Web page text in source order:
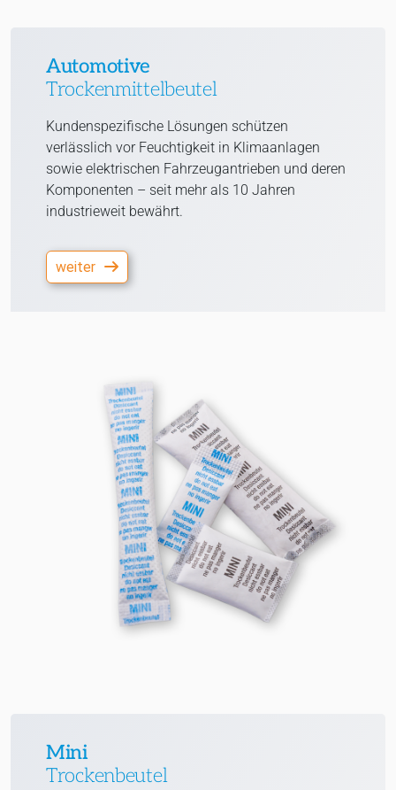
Automotive
Trockenmittelbeutel
Kundenspezifische Lösungen schützen
verlässlich vor Feuchtigkeit in Klimaanlagen
sowie elektrischen Fahrzeugantrieben und deren
Komponenten – seit mehr als 10 Jahren
industrieweit bewährt.
weiter
Mini
Trockenbeutel